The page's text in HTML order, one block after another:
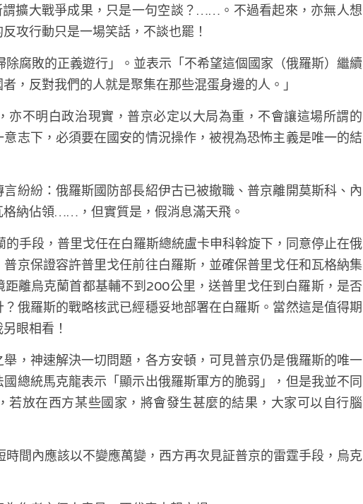
擴大戰爭成果，只是一句空談？……。不過看起來，亦無人想
攻行動只是一場笑話，不談也罷！
，反對我們的人就是聚集在那些混蛋身邊的人。」
亦不明白政治現實，普京必定以大局為重，不會讓這場所謂的
意志下，必須要在國安的情況操作，被視為恐怖主義是唯一的結
紛紛：俄羅斯國防部長紹伊古已被撤職、普京離開莫斯科、內
納佔領……，但實質是，假消息滿天飛。
京保證容許普里戈任前往白羅斯，並確保普里戈任和瓦格納集
離烏克蘭首都基輔不到200公里，送普里戈任到白羅斯，是否
？俄羅斯的戰略核武已經穩妥地部署在白羅斯。當然這是值得期
眼相看！
，神速解決一切問題，各方安頓，可見普京仍是俄羅斯的唯一
總統馬克龍表示「顯示出俄羅斯軍方的脆弱」，但是我並不同
若放在西方某些國家，將會發生甚麼的結果，大家可以自行腦